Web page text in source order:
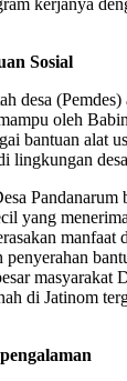
Sosial
desa
oleh
bantuan alat
lingkungan
Pandanarum
yang
manfaat
masyarakat
di Jatinom